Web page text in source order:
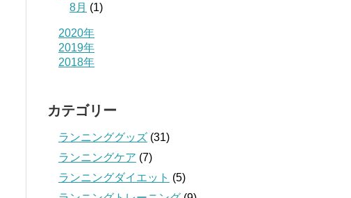
8月 (1)
2020年
2019年
2018年
カテゴリー
ランニンググッズ (31)
ランニングケア (7)
ランニングダイエット (5)